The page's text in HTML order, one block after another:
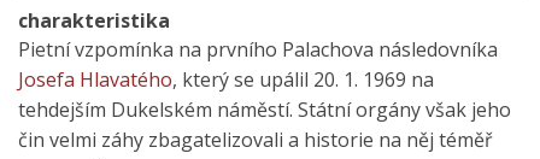
charakteristika
Pietní vzpomínka na prvního Palachova následovníka
Josefa Hlavatého, který se upálil 20. 1. 1969 na
tehdejším Dukelském náměstí. Státní orgány však jeho
čin velmi záhy zbagatelizovali a historie na něj téměř